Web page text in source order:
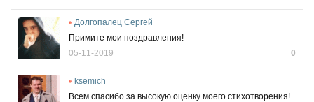
Долгопалец Сергей
Примите мои поздравления!
0
05-11-2019
ksemich
Всем спасибо за высокую оценку моего стихотворения!